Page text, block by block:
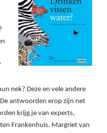
nek? Deze en vele andere
antwoorden erop zijn net
krijg je van experts,
Frankenhuis. Margriet van